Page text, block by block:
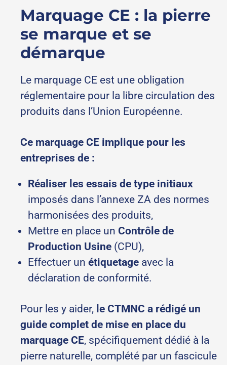
Marquage CE : la pierre
se marque et se
démarque
Le marquage CE est une obligation
réglementaire pour la libre circulation des
produits dans l’Union Européenne.
Ce marquage CE implique pour les
entreprises de :
Réaliser les essais de type initiaux
imposés dans l’annexe ZA des normes
harmonisées des produits,
Mettre en place un Contrôle de
Production Usine (CPU),
Effectuer un étiquetage avec la
déclaration de conformité.
Pour les y aider, le CTMNC a rédigé un
guide complet de mise en place du
marquage CE, spécifiquement dédié à la
pierre naturelle, complété par un fascicule